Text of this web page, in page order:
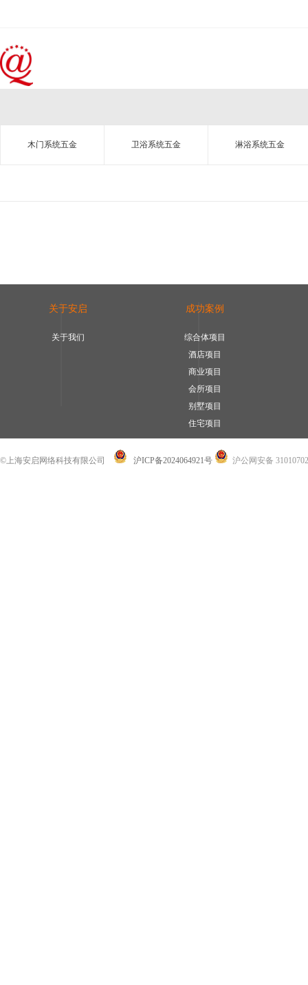
木门系统五金 卫浴系统五金 淋浴系统五金
关于安启
关于我们
成功案例
综合体项目
酒店项目
商业项目
会所项目
别墅项目
住宅项目
©上海安启网络科技有限公司 沪ICP备2024064921号 沪公网安备